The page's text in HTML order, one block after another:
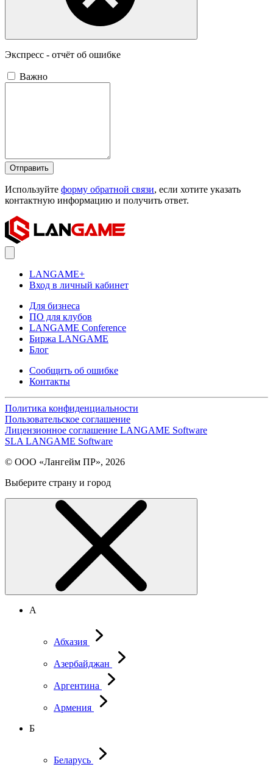
Экспресс - отчёт об ошибке
Важно
Отправить
Используйте форму обратной связи, если хотите указать
контактную информацию и получить ответ.
LANGAME+
Вход в личный кабинет
Для бизнеса
ПО для клубов
LANGAME Conference
Биржа LANGAME
Блог
Сообщить об ошибке
Контакты
Политика конфиденциальности
Пользовательское соглашение
Лицензионное соглашение LANGAME Software
SLA LANGAME Software
© ООО «Лангейм ПР», 2026
Выберите страну и город
А
Абхазия
Азербайджан
Аргентина
Армения
Б
Беларусь